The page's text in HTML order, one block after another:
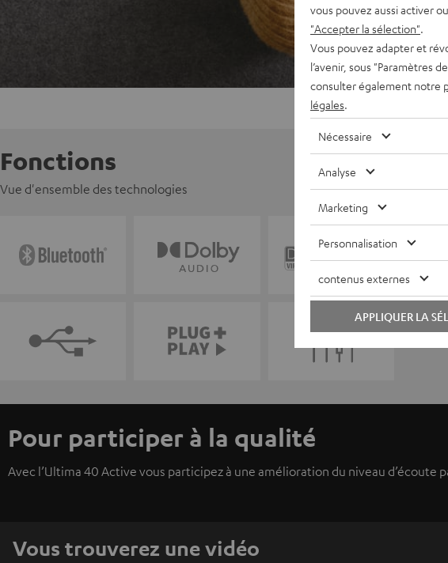
Fonctions
Vue d'ensemble des technologies
Pour participer à la qualité
Avec l’Ultima 40 Active vous participez à une amélioration du niveau d’écoute
Vous trouverez une vidéo
vous pouvez aussi activer
"Accepter la sélection"
Vous pouvez adapter et
l’avenir, sous "Paramètres
consulter également notre
légales
Nécessaire
Analyse
Marketing
Personnalisation
contenus externes
APPLIQUER LA